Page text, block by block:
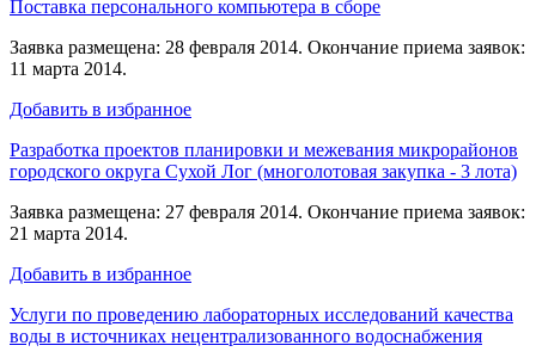
Поставка персонального компьютера в сборе
Заявка размещена: 28 февраля 2014. Окончание приема заявок:
11 марта 2014.
Добавить в избранное
Разработка проектов планировки и межевания микрорайонов
городского округа Сухой Лог (многолотовая закупка - 3 лота)
Заявка размещена: 27 февраля 2014. Окончание приема заявок:
21 марта 2014.
Добавить в избранное
Услуги по проведению лабораторных исследований качества
воды в источниках нецентрализованного водоснабжения